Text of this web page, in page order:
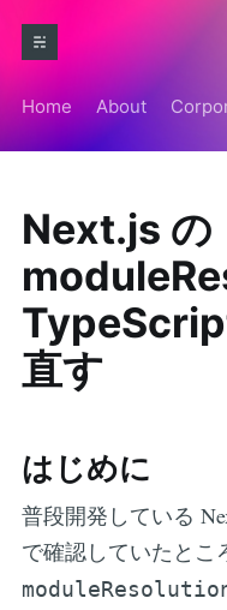
Home About
Next.js の
直す
はじめに
普段開発している
で確認していたとこ